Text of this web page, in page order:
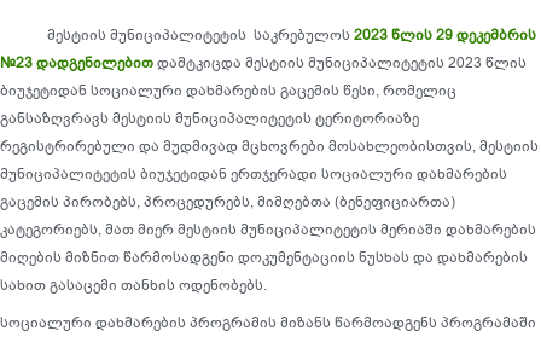
მესტიის მუნიციპალიტეტის საკრებულოს 2023 წლის 29 დეკემბრის
№23 დადგენილებითდამტკიცდა მესტიის მუნიციპალიტეტის 2023 წლის
ბიუჯეტიდან სოციალური დახმარების გაცემის წესი, რომელიც
განსაზღვრავს მესტიის მუნიციპალიტეტის ტერიტორიაზე
რეგისტრირებული და მუდმივად მცხოვრები მოსახლეობისთვის, მესტიის
მუნიციპალიტეტის ბიუჯეტიდან ერთჯერადი სოციალური დახმარების
გაცემის პირობებს, პროცედურებს, მიმღებთა (ბენეფიციართა)
კატეგორიებს, მათ მიერ მესტიის მუნიციპალიტეტის მერიაში დახმარების
მიღების მიზნით წარმოსადგენი დოკუმენტაციის ნუსხას და დახმარების
სახით გასაცემი თანხის ოდენობებს.
სოციალური დახმარების პროგრამის მიზანს წარმოადგენს პროგრამაში